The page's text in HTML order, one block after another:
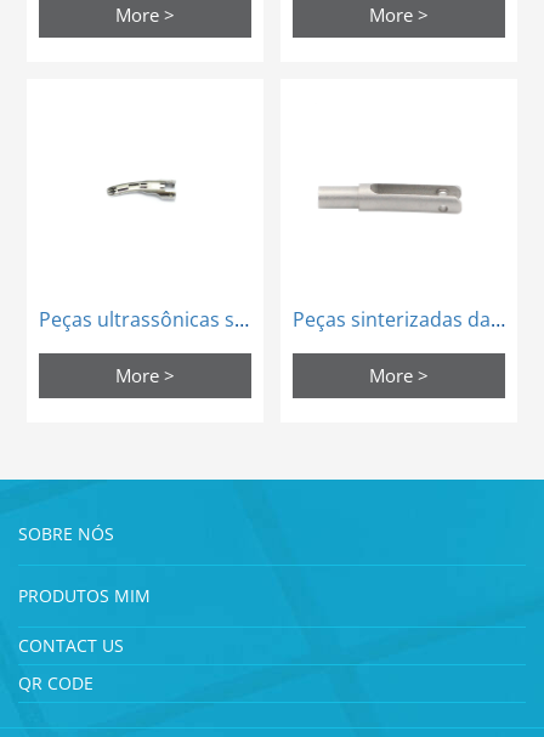
More > More >
Peças ultrassônicas sinterizadas do Scalpel do instrumento médico de MIM
More >
Peças sinterizadas da forceps da cirurgia do instrumento médico de MIM
More >
SOBRE NÓS
PRODUTOS MIM
CONTACT US
QR CODE